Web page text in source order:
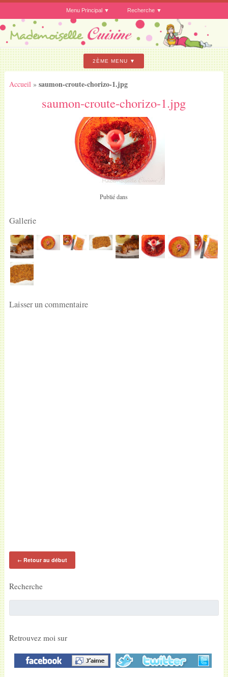
Menu Principal Recherche
2ÈME MENU
Accueil » saumon-croute-chorizo-1.jpg
saumon-croute-chorizo-1.jpg
Publié dans
Gallerie
Laisser un commentaire
←Retour au début
Recherche
Retrouvez moi sur